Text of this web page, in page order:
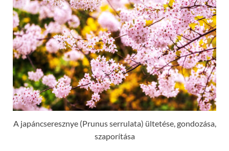
A japáncseresznye (Prunus serrulata) ültetése, gondozása,
szaporítása